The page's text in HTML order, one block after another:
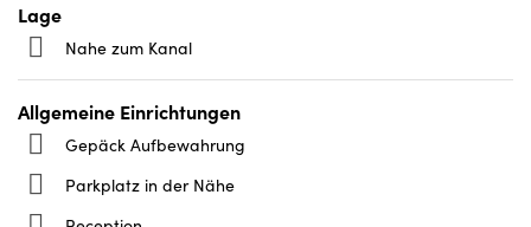
Lage
Nahe zum Kanal
Allgemeine Einrichtungen
Gepäck Aufbewahrung
Parkplatz in der Nähe